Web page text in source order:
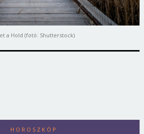
a Hold (fotó: Shutterstock)
HOROSZKÓP